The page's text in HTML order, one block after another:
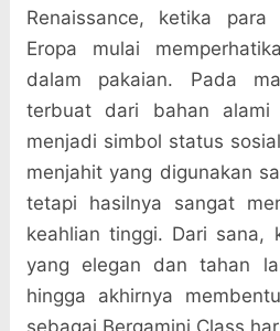
Renaissance, ketika
Eropa mulai
dalam pakaian. Pada
terbuat dari bahan
menjadi simbol status
menjahit yang digunakan
tetapi hasilnya sangat
keahlian tinggi. Dari sana,
yang elegan dan tahan
hingga akhirnya